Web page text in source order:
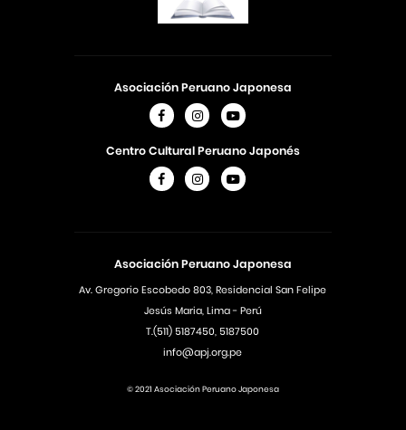
Asociación Peruano Japonesa
Av. Gregorio Escobedo 803, Residencial San Felipe
Jesús Maria, Lima - Perú
T.(511) 5187450, 5187500
info@apj.org.pe
Asociación Peruano Japonesa
Centro Cultural Peruano Japonés
© 2021 Asociación Peruano Japonesa